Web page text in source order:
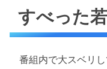
すべった
番組内で大スベリ